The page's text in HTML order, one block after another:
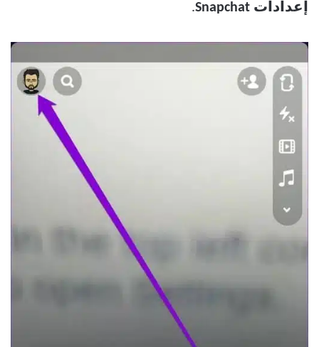
إعدادات Snapchat .